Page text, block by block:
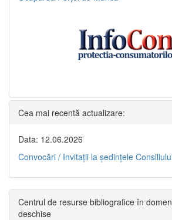
Cea mai recentă actualizare:
Data: 12.06.2026
Convocări / Invitaţii la şedinţele
Centrul de resurse bibliografice în
deschise